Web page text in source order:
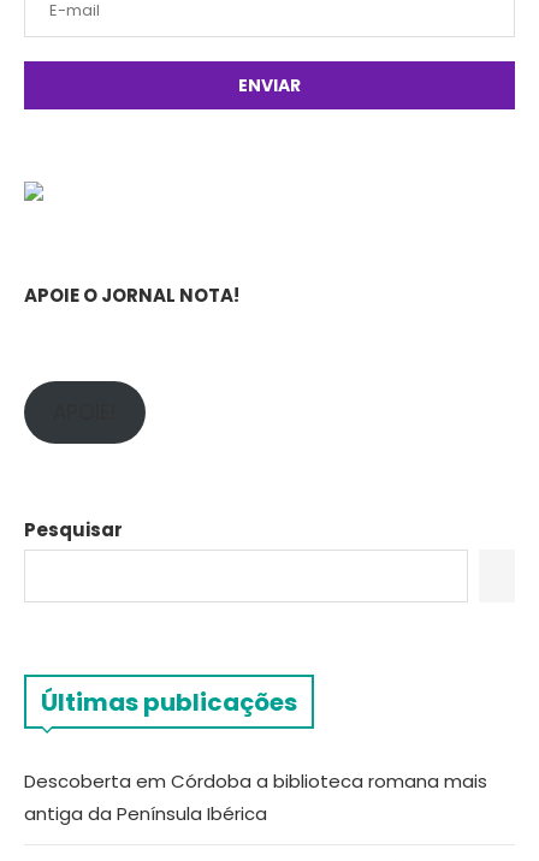
APOIE O JORNAL NOTA!
Pesquisar
Últimas publicações
Descoberta em Córdoba a biblioteca romana mais
antiga da Península Ibérica